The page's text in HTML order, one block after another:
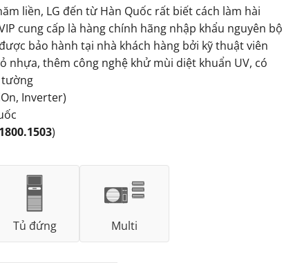
liền, LG đến từ Hàn Quốc rất biết cách làm hài
cung cấp là hàng chính hãng nhập khẩu nguyên bộ
bảo hành tại nhà khách hàng bởi kỹ thuật viên
nhựa, thêm công nghệ khử mùi diệt khuẩn UV, có
tường
Inverter)
1800.1503)
Tủ đứng Multi